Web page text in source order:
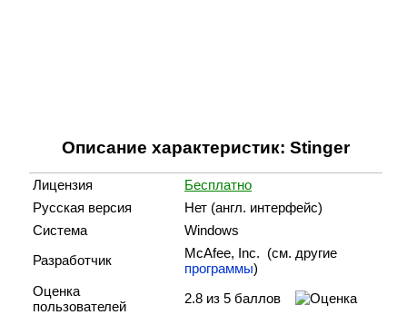
Описание характеристик: Stinger
Лицензия
Бесплатно
Русская версия
Нет (англ. интерфейс)
Система
Windows
Разработчик
McAfee, Inc. (cм. другие
программы)
Оценка
пользователей
2.8 из 5 баллов